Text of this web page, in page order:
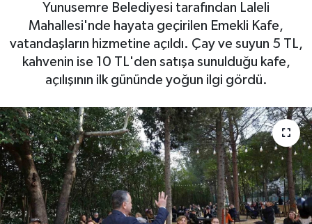
Yunusemre Belediyesi tarafından Laleli
Mahallesi'nde hayata geçirilen Emekli Kafe,
vatandaşların hizmetine açıldı. Çay ve suyun 5 TL,
kahvenin ise 10 TL'den satışa sunulduğu kafe,
açılışının ilk gününde yoğun ilgi gördü.
Haber Arşivi